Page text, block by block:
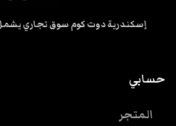
إسكندرية دوت كوم سوق تجاري
حسابي
المتجر